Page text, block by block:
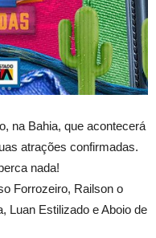
na Bahia, que acontecerá
atrações confirmadas.
nada!
Forrozeiro, Railson o
Luan Estilizado e Aboio de